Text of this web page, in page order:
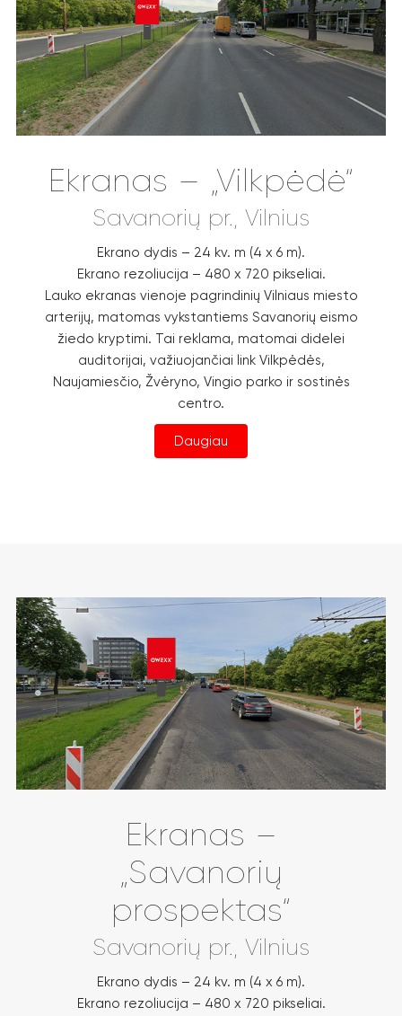
Ekranas – „Vilkpėdė“
Savanorių pr., Vilnius
Ekrano dydis – 24 kv. m (4 x 6 m).
Ekrano rezoliucija – 480 x 720 pikseliai.
Lauko ekranas vienoje pagrindinių Vilniaus miesto
arterijų, matomas vykstantiems Savanorių eismo
žiedo kryptimi. Tai reklama, matomai didelei
auditorijai, važiuojančiai link Vilkpėdės,
Naujamiesčio, Žvėryno, Vingio parko ir sostinės
centro.
Daugiau
Ekranas –
„Savanorių
prospektas“
Savanorių pr., Vilnius
Ekrano dydis – 24 kv. m (4 x 6 m).
Ekrano rezoliucija – 480 x 720 pikseliai.